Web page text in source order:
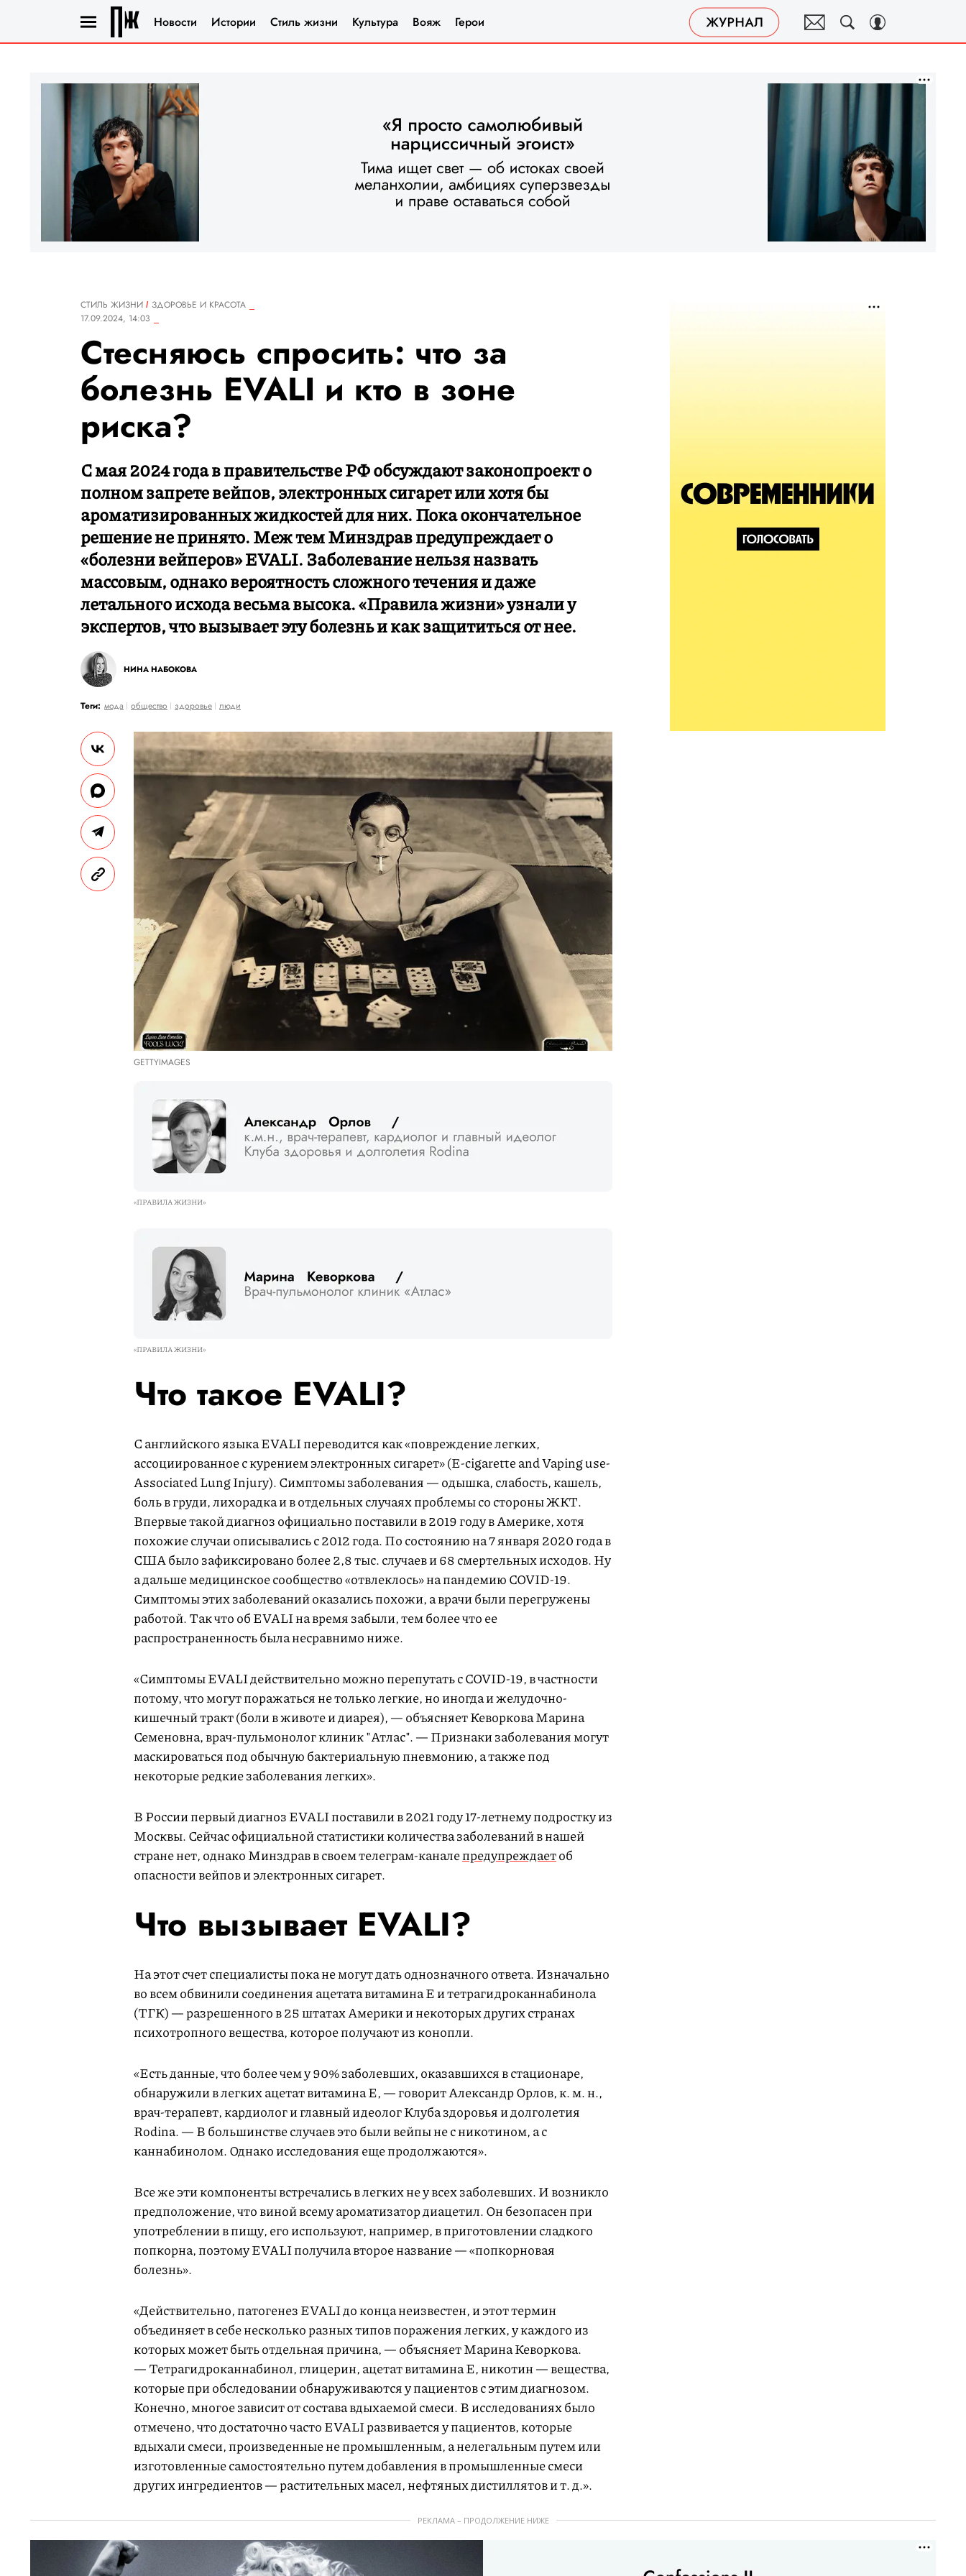
Новости Истории Стиль жизни Культура Вояж Герои
СТИЛЬ ЖИЗНИ
ЗДОРОВЬЕ И КРАСОТА
17.09.2024, 14:03
Стесняюсь спросить: что за
болезнь EVALI и кто в зоне
риска?
С мая 2024 года в правительстве РФ обсуждают законопроект о
полном запрете вейпов, электронных сигарет или хотя бы
ароматизированных жидкостей для них. Пока окончательное
решение не принято. Меж тем Минздрав предупреждает о
«болезни вейперов» EVALI. Заболевание нельзя назвать
массовым, однако вероятность сложного течения и даже
летального исхода весьма высока. «Правила жизни» узнали у
экспертов, что вызывает эту болезнь и как защититься от нее.
НИНА НАБОКОВА
Теги: мода общество здоровье люди
GETTYIMAGES
«ПРАВИЛА ЖИЗНИ»
«ПРАВИЛА ЖИЗНИ»
Что такое EVALI?
С английского языка EVALI переводится как «повреждение легких,
ассоциированное с курением электронных сигарет» (E-cigarette and Vaping use-
Associated Lung Injury). Симптомы заболевания — одышка, слабость, кашель,
боль в груди, лихорадка и в отдельных случаях проблемы со стороны ЖКТ.
Впервые такой диагноз официально поставили в 2019 году в Америке, хотя
похожие случаи описывались с 2012 года. По состоянию на 7 января 2020 года в
США было зафиксировано более 2,8 тыс. случаев и 68 смертельных исходов. Ну
а дальше медицинское сообщество «отвлеклось» на пандемию COVID-19.
Симптомы этих заболеваний оказались похожи, а врачи были перегружены
работой. Так что об EVALI на время забыли, тем более что ее
распространенность была несравнимо ниже.
«Симптомы EVALI действительно можно перепутать с COVID-19, в частности
потому, что могут поражаться не только легкие, но иногда и желудочно-
кишечный тракт (боли в животе и диарея), — объясняет Кеворкова Марина
Семеновна, врач-пульмонолог клиник "Атлас". — Признаки заболевания могут
маскироваться под обычную бактериальную пневмонию, а также под
некоторые редкие заболевания легких».
В России первый диагноз EVALI поставили в 2021 году 17-летнему подростку из
Москвы. Сейчас официальной статистики количества заболеваний в нашей
стране нет, однако Минздрав в своем телеграм-каналепредупреждаетоб
опасности вейпов и электронных сигарет.
Что вызывает EVALI?
На этот счет специалисты пока не могут дать однозначного ответа. Изначально
во всем обвинили соединения ацетата витамина Е и тетрагидроканнабинола
(ТГК) — разрешенного в 25 штатах Америки и некоторых других странах
психотропного вещества, которое получают из конопли.
«Есть данные, что более чем у 90% заболевших, оказавшихся в стационаре,
обнаружили в легких ацетат витамина Е, — говорит Александр Орлов, к. м. н.,
врач-терапевт, кардиолог и главный идеолог Клуба здоровья и долголетия
Rodina. — В большинстве случаев это были вейпы не с никотином, а с
каннабинолом. Однако исследования еще продолжаются».
Все же эти компоненты встречались в легких не у всех заболевших. И возникло
предположение, что виной всему ароматизатор диацетил. Он безопасен при
употреблении в пищу, его используют, например, в приготовлении сладкого
попкорна, поэтому EVALI получила второе название — «попкорновая
болезнь».
«Действительно, патогенез EVALI до конца неизвестен, и этот термин
объединяет в себе несколько разных типов поражения легких, у каждого из
которых может быть отдельная причина, — объясняет Марина Кеворкова.
— Тетрагидроканнабинол, глицерин, ацетат витамина Е, никотин — вещества,
которые при обследовании обнаруживаются у пациентов с этим диагнозом.
Конечно, многое зависит от состава вдыхаемой смеси. В исследованиях было
отмечено, что достаточно часто EVALI развивается у пациентов, которые
вдыхали смеси, произведенные не промышленным, а нелегальным путем или
изготовленные самостоятельно путем добавления в промышленные смеси
других ингредиентов — растительных масел, нефтяных дистиллятов и т. д.».
РЕКЛАМА – ПРОДОЛЖЕНИЕ НИЖЕ